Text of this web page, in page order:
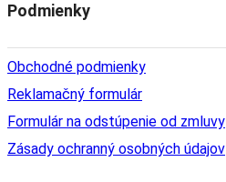
Podmienky
Obchodné podmienky
Reklamačný formulár
Formulár na odstúpenie od zmluvy
Zásady ochranný osobných údajov